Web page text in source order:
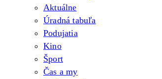
Aktuálne
Úradná tabuľa
Podujatia
Kino
Šport
Čas a my